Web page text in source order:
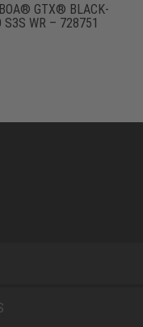
GTX® BLACK-
S3S WR – 728751